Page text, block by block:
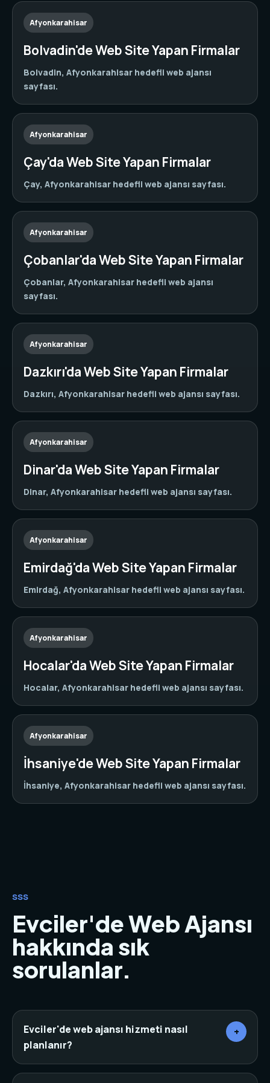
Afyonkarahisar
Bolvadin'de Web Site Yapan Firmalar
Bolvadin, Afyonkarahisar hedefli web ajansı
sayfası.
Afyonkarahisar
Çay'da Web Site Yapan Firmalar
Çay, Afyonkarahisar hedefli web ajansı sayfası.
Afyonkarahisar
Çobanlar'da Web Site Yapan Firmalar
Çobanlar, Afyonkarahisar hedefli web ajansı
sayfası.
Afyonkarahisar
Dazkırı'da Web Site Yapan Firmalar
Dazkırı, Afyonkarahisar hedefli web ajansı sayfası.
Afyonkarahisar
Dinar'da Web Site Yapan Firmalar
Dinar, Afyonkarahisar hedefli web ajansı sayfası.
Afyonkarahisar
Emirdağ'da Web Site Yapan Firmalar
Emirdağ, Afyonkarahisar hedefli web ajansı sayfası.
Afyonkarahisar
Hocalar'da Web Site Yapan Firmalar
Hocalar, Afyonkarahisar hedefli web ajansı sayfası.
Afyonkarahisar
İhsaniye'de Web Site Yapan Firmalar
İhsaniye, Afyonkarahisar hedefli web ajansı sayfası.
SSS
Evciler'de Web Ajansı
hakkında sık
sorulanlar.
Evciler'de web ajansı hizmeti nasıl
planlanır?
+
Önce sektör, rakipler, hedef müşteri ve mevcut